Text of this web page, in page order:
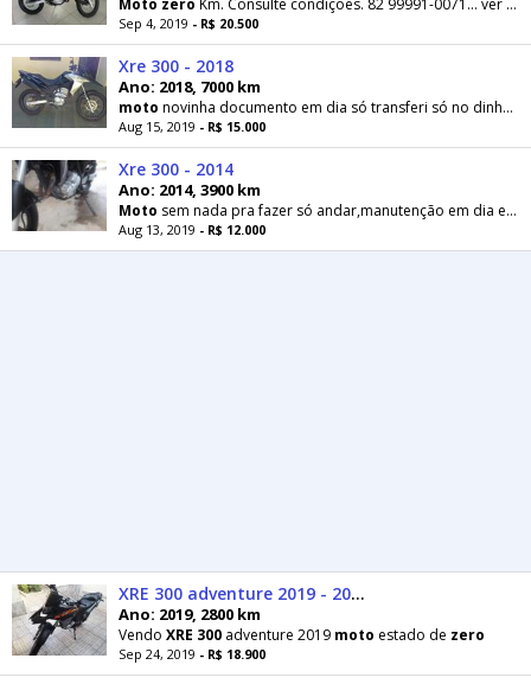
Moto zero Km. Consulte condições. 82 99991-0071... ver número(Whatsap)
Sep 4, 2019 - R$ 20.500
Xre 300 - 2018
Ano: 2018, 7000 km
moto novinha documento em dia só transferi só no dinheiro peneus
Aug 15, 2019 - R$ 15.000
Xre 300 - 2014
Ano: 2014, 3900 km
Moto sem nada pra fazer só andar,manutenção em dia e pneus
Aug 13, 2019 - R$ 12.000
XRE 300 adventure 2019 - 2019
Ano: 2019, 2800 km
Vendo XRE 300 adventure 2019 moto estado de zero
Sep 24, 2019 - R$ 18.900